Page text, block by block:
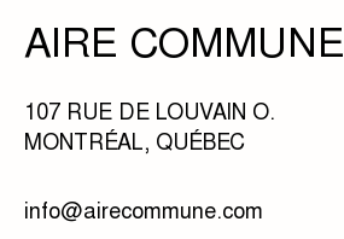
AIRE COMMUNE
107 RUE DE LOUVAIN O.
MONTRÉAL, QUÉBEC
info@airecommune.com